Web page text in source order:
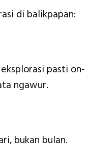
di balikpapan:
pasti on-
ngawur.
bukan bulan.